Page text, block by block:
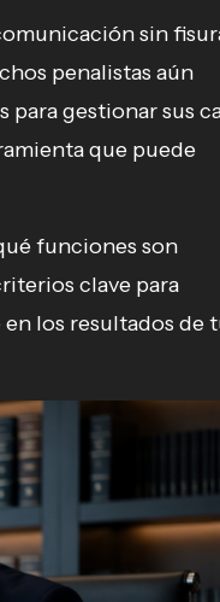
sin
penalistas aún
gestionar sus
que puede
funciones son
clave para
los resultados de